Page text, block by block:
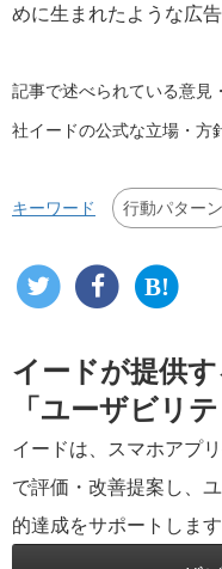
めに生まれたような広告
記事で述べられている意見
社イードの公式な立場・方
キーワード 行動パターン
イードが提供す
「ユーザビリ
イードは、スマホアプ
で評価・改善提案し、
的達成をサポートします